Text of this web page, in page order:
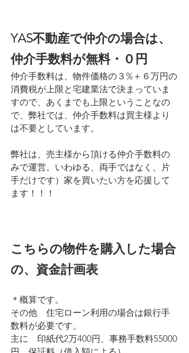
YAS不動産で仲介の場合は、
仲介手数料が無料・０円
仲介手数料は、物件価格の３%＋６万円の
消費税が上限と宅建業法で決まっていま
すので、あくまでも上限ということなの
で、弊社では、仲介手数料は買主様より
は不要としています。
弊社は、売主様から頂ける仲介手数料の
みで運営。いわゆる、両手ではなく、片
手だけです）家を買いたい方を応援して
ます！！！
こちらの物件を購入した場合
の、資金計画表
＊概算です。
その他　住宅ローン利用の場合は銀行手
数料が必要です。
主に　印紙代2万400円、事務手数料55000